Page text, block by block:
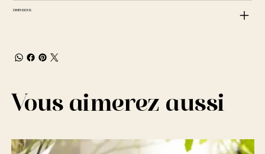
DIMENSIONS
Vous aimerez aussi